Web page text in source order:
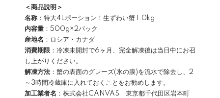
＜商品説明＞
名称 ：特大4Lポーション！生ずわい蟹 1.0kg
内容量 ：500g×2パック
産地名 ：ロシア・カナダ
消費期限 ：冷凍未開封で6ヶ月、完全解凍後は当日中にお召
し上がりください。
解凍方法 ：蟹の表面のグレーズ(氷の膜)を流水で除去し、2
～3時間冷蔵庫に入れておくことをお勧めします。
加工業者名 ：株式会社CANVAS 東京都千代田区岩本町